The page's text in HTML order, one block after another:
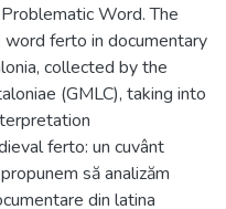
Word. The
ferto in documentary
collected by the
(GMLC), taking into
ferto: un cuvânt
să analizăm
din latina